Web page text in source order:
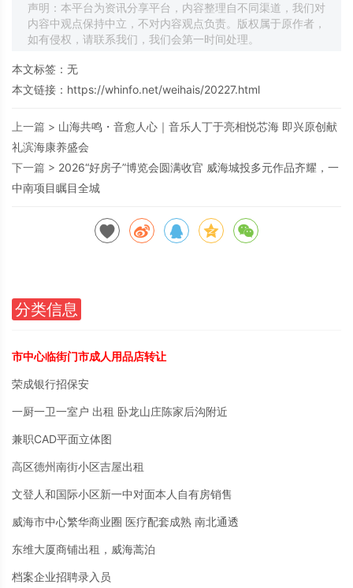
声明：本平台为资讯分享平台，内容整理自不同渠道，我们对
内容中观点保持中立，不对内容观点负责。版权属于原作者，
如有侵权，请联系我们，我们会第一时间处理。
本文标签：无
本文链接： https://whinfo.net/weihais/20227.html
上一篇 > 山海共鸣・音愈人心｜音乐人丁于亮相悦芯海 即兴原创献
礼滨海康养盛会
下一篇 > 2026“好房子”博览会圆满收官 威海城投多元作品齐耀，一
中南项目瞩目全城
分类信息
市中心临街门市成人用品店转让
荣成银行招保安
一厨一卫一室户 出租 卧龙山庄陈家后沟附近
兼职CAD平面立体图
高区德州南街小区吉屋出租
文登人和国际小区新一中对面本人自有房销售
威海市中心繁华商业圈 医疗配套成熟 南北通透
东维大厦商铺出租，威海蒿泊
档案企业招聘录入员